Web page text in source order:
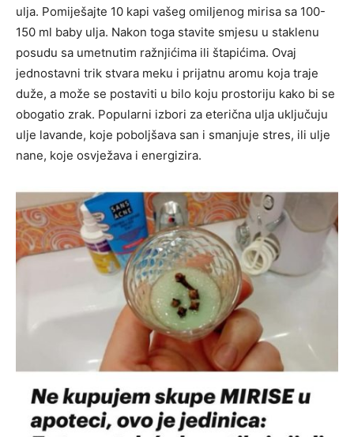
ulja. Pomiješajte 10 kapi vašeg omiljenog mirisa sa 100-
150 ml baby ulja. Nakon toga stavite smjesu u staklenu
posudu sa umetnutim ražnjićima ili štapićima. Ovaj
jednostavni trik stvara meku i prijatnu aromu koja traje
duže, a može se postaviti u bilo koju prostoriju kako bi se
obogatio zrak. Popularni izbori za eterična ulja uključuju
ulje lavande, koje poboljšava san i smanjuje stres, ili ulje
nane, koje osvježava i energizira.